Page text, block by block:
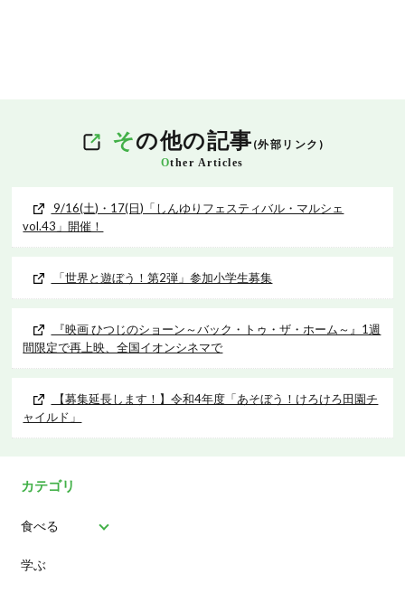
その他の記事 (外部リンク)
Other Articles
9/16(土)・17(日)「しんゆりフェスティバル・マルシェ
vol.43」開催！
「世界と遊ぼう！第2弾」参加小学生募集
『映画 ひつじのショーン～バック・トゥ・ザ・ホーム～』1週
間限定で再上映、全国イオンシネマで
【募集延長します！】令和4年度「あそぼう！けろけろ田園チ
ャイルド」
カテゴリ
食べる
パン
学ぶ